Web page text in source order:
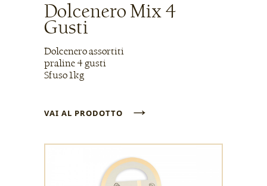
Dolcenero Mix 4
Gusti
Dolcenero assortiti
praline 4 gusti
Sfuso 1kg
VAI AL PRODOTTO →